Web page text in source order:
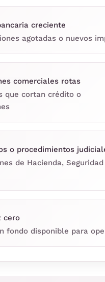
creciente
agotadas o nuevos
comerciales rotas
que cortan crédito o
o procedimientos
de Hacienda,
cero
fondo disponible para